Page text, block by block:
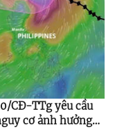
CĐ-TTg yêu cầu
cơ ảnh hưởng